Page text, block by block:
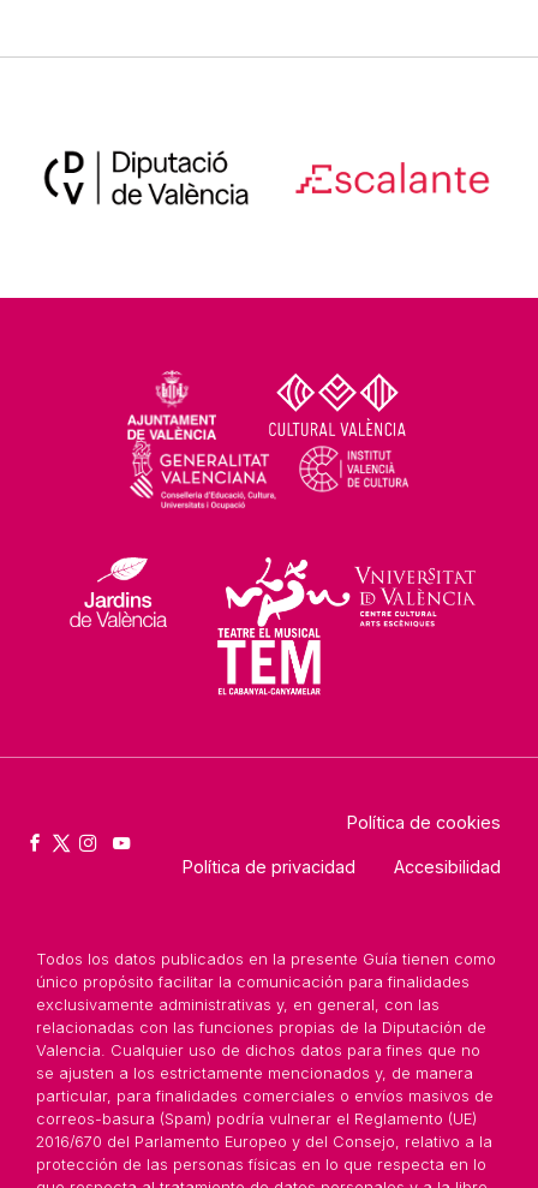
Política de cookies
Política de privacidad Accesibilidad
Todos los datos publicados en la presente Guía tienen como
único propósito facilitar la comunicación para finalidades
exclusivamente administrativas y, en general, con las
relacionadas con las funciones propias de la Diputación de
Valencia. Cualquier uso de dichos datos para fines que no
se ajusten a los estrictamente mencionados y, de manera
particular, para finalidades comerciales o envíos masivos de
correos-basura (Spam) podría vulnerar el Reglamento (UE)
2016/670 del Parlamento Europeo y del Consejo, relativo a la
protección de las personas físicas en lo que respecta en lo